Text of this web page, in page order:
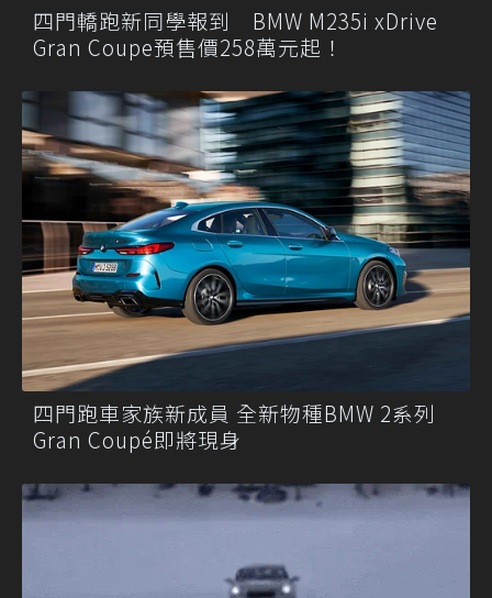
四門轎跑新同學報到 BMW M235i xDrive
Gran Coupe預售價258萬元起！
四門跑車家族新成員 全新物種BMW 2系列
Gran Coupé即將現身